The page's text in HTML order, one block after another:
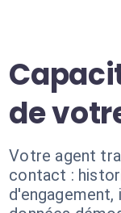
de
Votre agent
contact :